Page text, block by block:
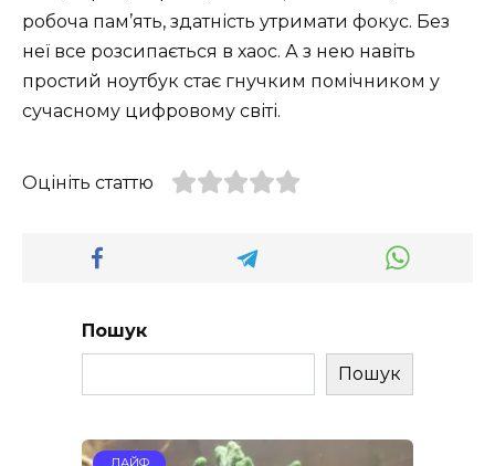
робоча пам’ять, здатність утримати фокус. Без
неї все розсипається в хаос. А з нею навіть
простий ноутбук стає гнучким помічником у
сучасному цифровому світі.
Оцініть статтю
Пошук
Пошук